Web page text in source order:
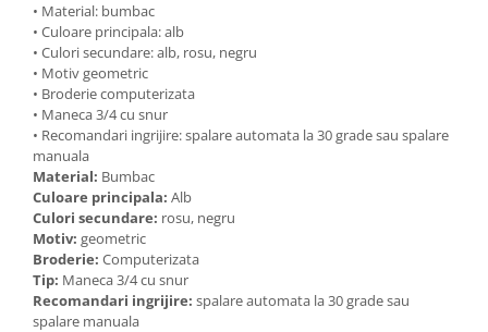
• Material: bumbac
• Culoare principala: alb
• Culori secundare: alb, rosu, negru
• Motiv geometric
• Broderie computerizata
• Maneca 3/4 cu snur
• Recomandari ingrijire: spalare automata la 30 grade sau spalare
manuala
Material: Bumbac
Culoare principala: Alb
Culori secundare: rosu, negru
Motiv: geometric
Broderie: Computerizata
Tip: Maneca 3/4 cu snur
Recomandari ingrijire: spalare automata la 30 grade sau
spalare manuala